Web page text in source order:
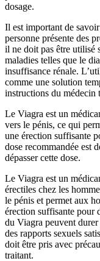
dosage.
Il est important de
personne présente des
il ne doit pas être utilisé
maladies telles que le
insuffisance rénale.
comme une solution
instructions du médecin
Le Viagra est un
vers le pénis, ce qui
une érection suffisante
dose recommandée est
dépasser cette dose.
Le Viagra est un
érectiles chez les
le pénis et permet aux
érection suffisante pour
du Viagra peuvent
des rapports sexuels
doit être pris avec
traitant.